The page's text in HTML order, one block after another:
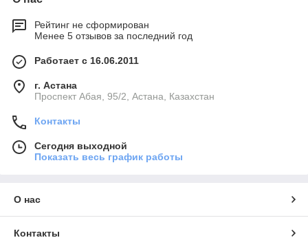
Рейтинг не сформирован
Менее 5 отзывов за последний год
Работает с 16.06.2011
г. Астана
​Проспект Абая, 95/2, Астана, Казахстан
Контакты
Сегодня выходной
Показать весь график работы
О нас
Контакты